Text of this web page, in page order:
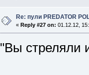
Re: пули PREDATOR
« Reply #27 on: 01.12.12,
"Вы стреляли